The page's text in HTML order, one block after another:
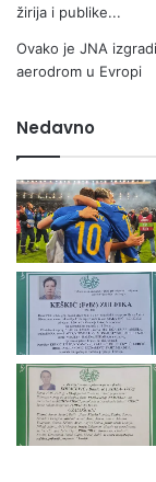
žirija i publike...
Ovako je JNA
aerodrom u Evropi
Nedavno